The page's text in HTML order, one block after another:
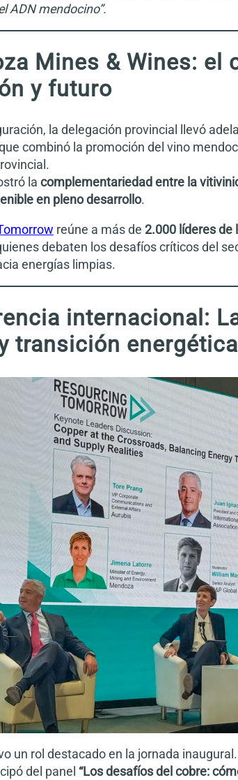
ADN mendocino”.
Mines & Wines: el
y futuro
la delegación provincial llevó
combinó la promoción del vino
la complementariedad entre la
en pleno desarrollo.
reúne a más de 2.000 líderes de
debaten los desafíos críticos del
energías limpias.
internacional:
transición energética
un rol destacado en la jornada inaugural.
del panel “Los desafíos del cobre: